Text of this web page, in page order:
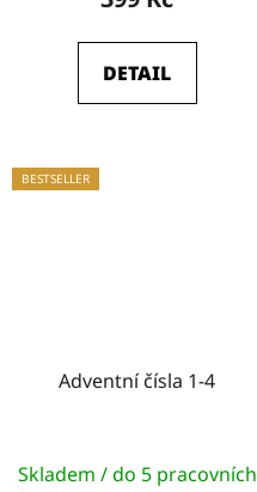
5,0
z
DETAIL
BESTSELLER
Adventní čísla 1-4
Skladem / do 5 pracovních